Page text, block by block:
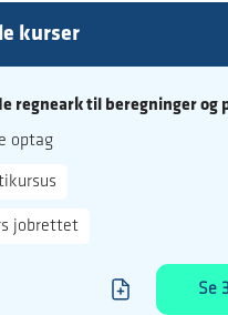
kurser
regneark til beregninger og
jobrettet
Se
optag